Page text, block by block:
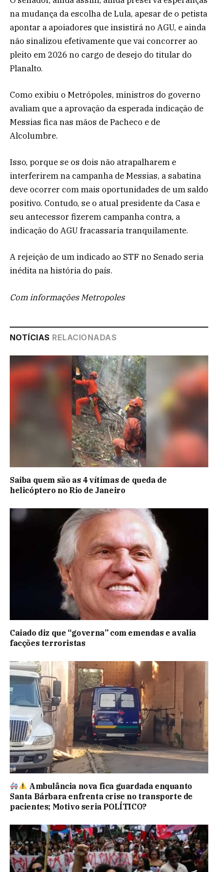
na mudança da escolha de Lula, apesar de o petista
apontar a apoiadores que insistirá no AGU, e ainda
não sinalizou efetivamente que vai concorrer ao
pleito em 2026 no cargo de desejo do titular do
Planalto.
Como exibiu o Metrópoles, ministros do governo
avaliam que a aprovação da esperada indicação de
Messias fica nas mãos de Pacheco e de
Alcolumbre.
Isso, porque se os dois não atrapalharem e
interferirem na campanha de Messias, a sabatina
deve ocorrer com mais oportunidades de um saldo
positivo. Contudo, se o atual presidente da Casa e
seu antecessor fizerem campanha contra, a
indicação do AGU fracassaria tranquilamente.
A rejeição de um indicado ao STF no Senado seria
inédita na história do país.
Com informações Metropoles
NOTÍCIAS RELACIONADAS
Saiba quem são as 4 vítimas de queda de
helicóptero no Rio de Janeiro
Caiado diz que “governa” com emendas e avalia
facções terroristas
Ambulância nova fica guardada enquanto
Santa Bárbara enfrenta crise no transporte de
pacientes; Motivo seria POLÍTICO?